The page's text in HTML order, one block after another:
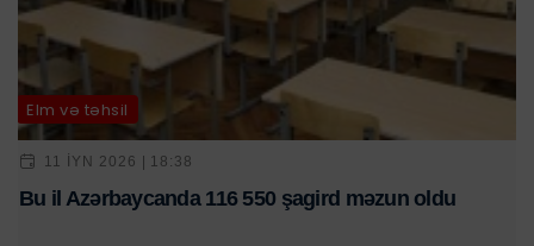
Elm və təhsil
11 IYN 2026 | 18:38
Bu il Azərbaycanda 116 550 şagird məzun oldu